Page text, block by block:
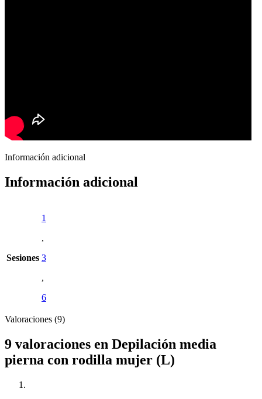
Información adicional
Información adicional
Sesiones
1
,
3
,
6
Valoraciones (9)
9 valoraciones en Depilación media
pierna con rodilla mujer (L)